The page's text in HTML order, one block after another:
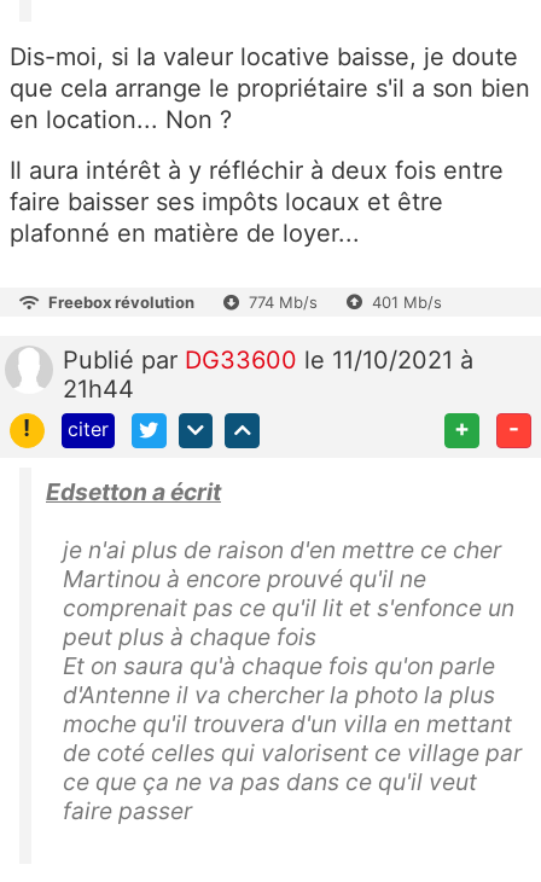
Dis-moi, si la valeur locative baisse, je doute
que cela arrange le propriétaire s'il a son bien
en location... Non ?
Il aura intérêt à y réfléchir à deux fois entre
faire baisser ses impôts locaux et être
plafonné en matière de loyer...
Freebox révolution 774 Mb/s 401 Mb/s
Publié par DG33600 le 11/10/2021 à
21h44
!
citer + -
Edsetton a écrit
je n'ai plus de raison d'en mettre ce cher
Martinou à encore prouvé qu'il ne
comprenait pas ce qu'il lit et s'enfonce un
peut plus à chaque fois
Et on saura qu'à chaque fois qu'on parle
d'Antenne il va chercher la photo la plus
moche qu'il trouvera d'un villa en mettant
de coté celles qui valorisent ce village par
ce que ça ne va pas dans ce qu'il veut
faire passer